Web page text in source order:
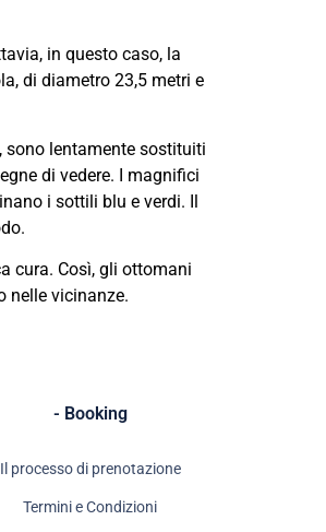
in questo caso, la
di diametro 23,5 metri e
sono lentamente sostituiti
di vedere. I magnifici
i sottili blu e verdi. Il
cura. Così, gli ottomani
nelle vicinanze.
- Booking
Il processo di prenotazione
Termini e Condizioni